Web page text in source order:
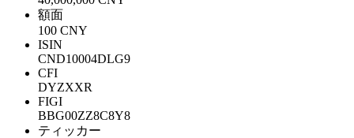
額面
100 CNY
ISIN
CND10004DLG9
CFI
DYZXXR
FIGI
BBG00ZZ8C8Y8
ティッカー